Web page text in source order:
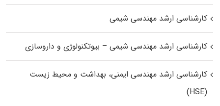
کارشناسی ارشد مهندسی شیمی
کارشناسی ارشد مهندسی شیمی – بیوتکنولوژی و داروسازی
کارشناسی ارشد مهندسی ایمنی، بهداشت و محیط زیست
(HSE)